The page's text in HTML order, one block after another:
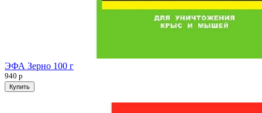
ЭФА Зерно 100 г
940 р